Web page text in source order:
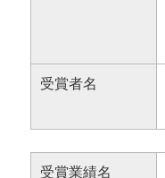
受賞者名
受賞業績名